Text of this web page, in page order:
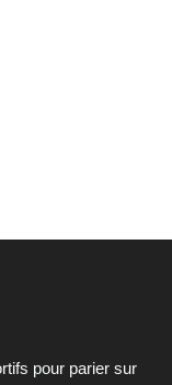
pour parier sur